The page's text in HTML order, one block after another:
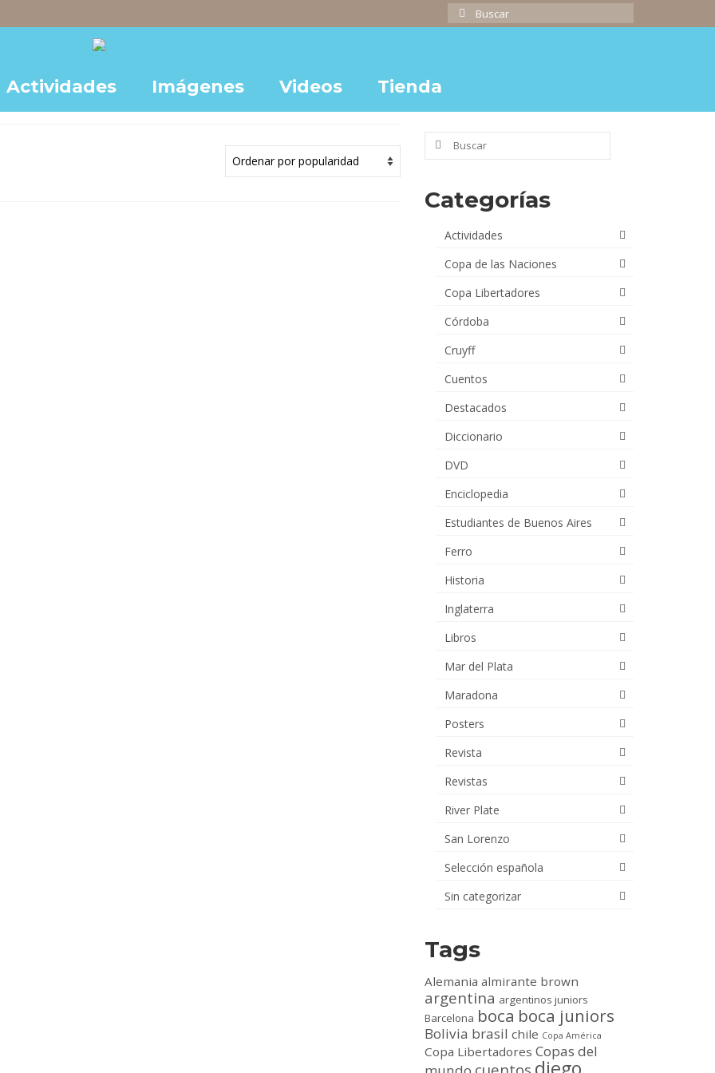
Buscar
por:
Actividades Imágenes Videos Tienda
Buscar
Categorías
Actividades
Copa de las Naciones
Copa Libertadores
Córdoba
Cruyff
Cuentos
Destacados
Diccionario
DVD
Enciclopedia
Estudiantes de Buenos Aires
Ferro
Historia
Inglaterra
Libros
Mar del Plata
Maradona
Posters
Revista
Revistas
River Plate
San Lorenzo
Selección española
Sin categorizar
Tags
Alemania almirante brown
argentina argentinos juniors
Barcelona boca boca juniors
Bolivia brasil chile Copa América
Copa Libertadores Copas del